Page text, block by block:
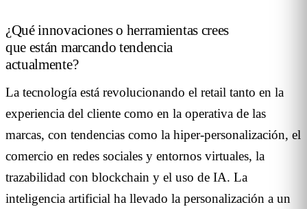
¿Qué innovaciones o herramientas crees
que están marcando tendencia
actualmente?
La tecnología está revolucionando el retail tanto en la
experiencia del cliente como en la operativa de las
marcas, con tendencias como la hiper-personalización, el
comercio en redes sociales y entornos virtuales, la
trazabilidad con blockchain y el uso de IA. La
inteligencia artificial ha llevado la personalización a un